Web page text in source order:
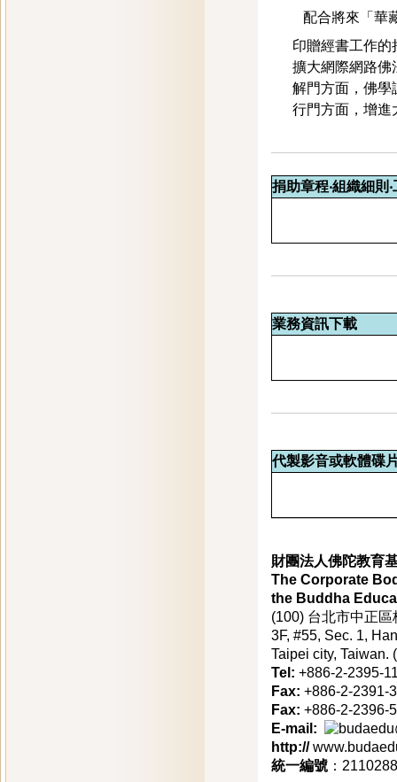
配合將來「華藏
印贈經書工作的
擴大網際網路佛
解門方面，佛學
行門方面，增進
捐助章程‧組織細
業務資訊下載
代製影音或軟體碟
財團法人佛陀教育
The Corporate
the Buddha
(100) 台北市中正
3F, #55, Sec. 1,
Taipei city, Taiwan.
Tel: +886-2-2395-
Fax: +886-2-2391-
Fax: +886-2-2396-
E-mail:
http://
統一編號 ：